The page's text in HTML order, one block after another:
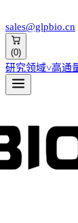
sales@glpbio.cn
(0)
研究领域˅高通